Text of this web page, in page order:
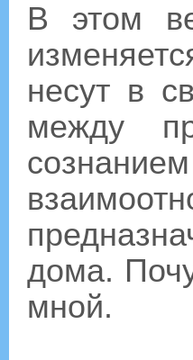
В этом
несут в
между
дома.
мной.